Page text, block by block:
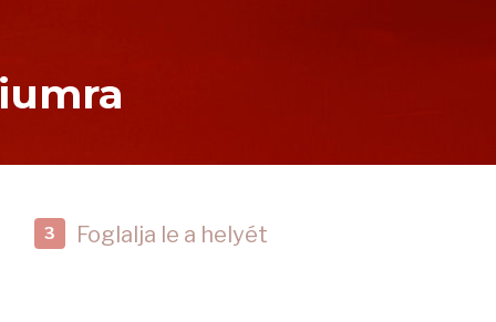
3 Foglalja le a helyét